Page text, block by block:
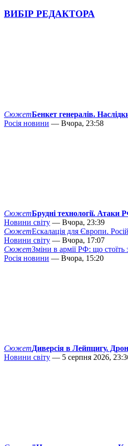
ВИБІР РЕДАКТОРА
СюжетБенкет генералів.
Росія новини — Вчора, 23:58
СюжетБрудні технології. Атаки
Новини світу — Вчора, 23:39
СюжетЕскалація для Європи.
Новини світу — Вчора, 17:07
СюжетЗміни в армії РФ: що стоїть
Росія новини — Вчора, 15:20
СюжетДиверсія в Лейпцигу.
Новини світу — 5 серпня 2026,